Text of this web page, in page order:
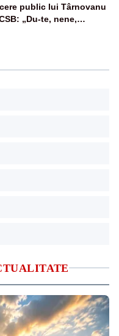
public lui Târnovanu
„Du-te, nene,